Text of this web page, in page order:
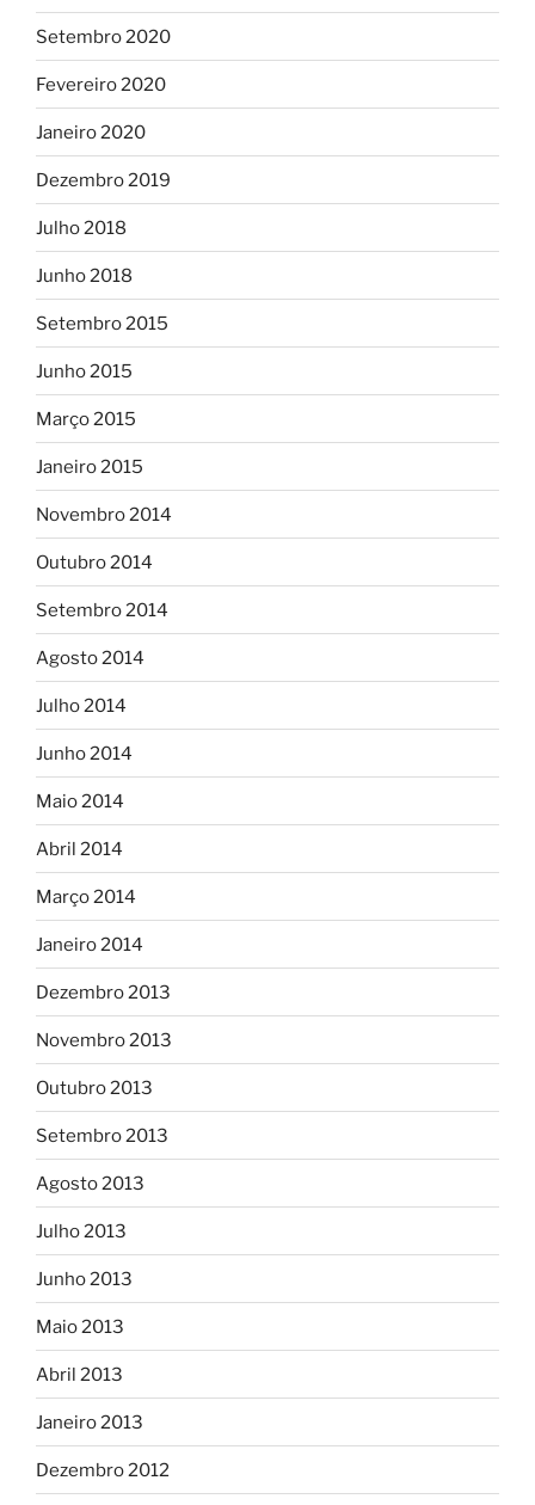
Setembro 2020
Fevereiro 2020
Janeiro 2020
Dezembro 2019
Julho 2018
Junho 2018
Setembro 2015
Junho 2015
Março 2015
Janeiro 2015
Novembro 2014
Outubro 2014
Setembro 2014
Agosto 2014
Julho 2014
Junho 2014
Maio 2014
Abril 2014
Março 2014
Janeiro 2014
Dezembro 2013
Novembro 2013
Outubro 2013
Setembro 2013
Agosto 2013
Julho 2013
Junho 2013
Maio 2013
Abril 2013
Janeiro 2013
Dezembro 2012